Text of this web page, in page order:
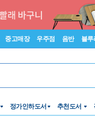
중고매장 우주점 음반 블루
정가인하도서 추천도서